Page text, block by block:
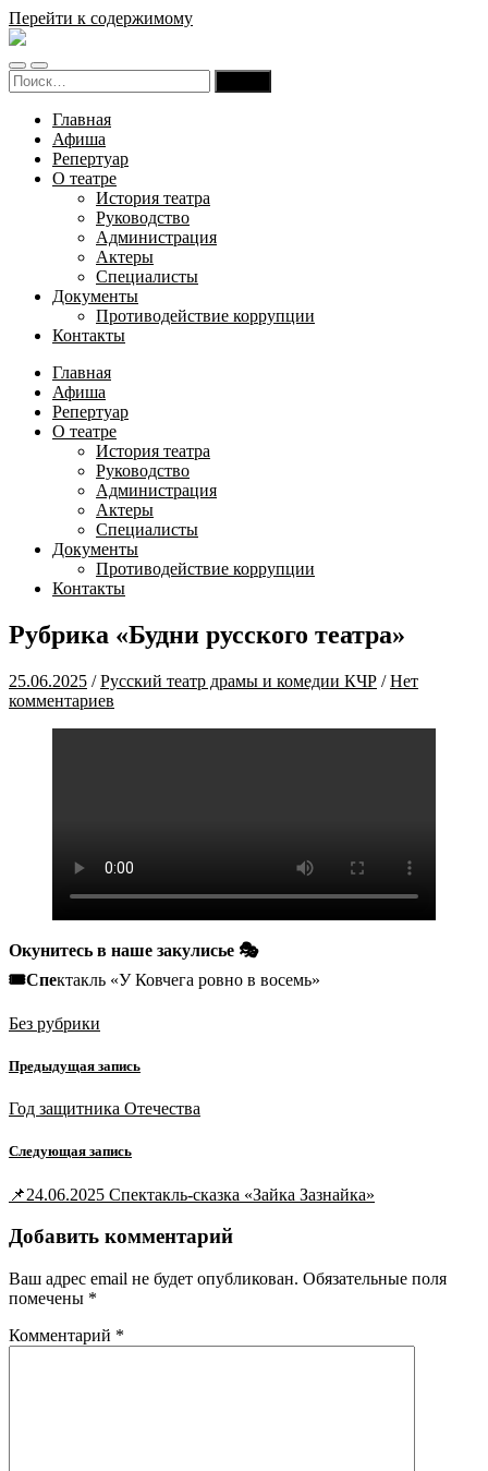
Перейти к содержимому
Русский
драмы
и
комедии
Карачаево-
Черкесской
Республики
Переключить
мобильное
Переключить
поле
Найти:
Главная
Афиша
Репертуар
О театре
История театра
Руководство
Администрация
Актеры
Специалисты
Документы
Противодействие коррупции
Контакты
Главная
Афиша
Репертуар
О театре
История театра
Руководство
Администрация
Актеры
Специалисты
Документы
Противодействие коррупции
Контакты
Рубрика «Будни русского театра»
25.06.2025 /Русский театр драмы и комедии КЧР /Нет
комментариев
Окунитесь в наше закулисье 🎭
🎟️Спектакль «У Ковчега ровно в восемь»
Без рубрики
Предыдущая запись
Год защитника Отечества
Следующая запись
📌24.06.2025 Спектакль-сказка «Зайка Зазнайка»
Добавить комментарий
Ваш адрес email не будет опубликован. Обязательные поля
помечены *
Комментарий *